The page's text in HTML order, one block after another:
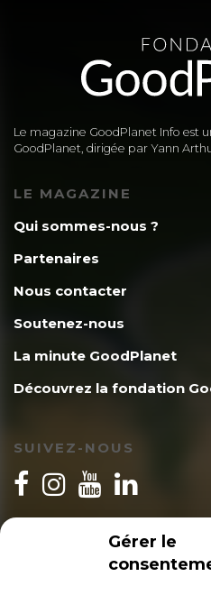
Gérer le
Le magazine GoodPlanet Info est
GoodPlanet, dirigée par Yann
LE MAGAZINE
Qui sommes-nous ?
Partenaires
Nous contacter
Soutenez-nous
La minute GoodPlanet
Découvrez la fondation
SUIVEZ-NOUS
INSCRIPTION